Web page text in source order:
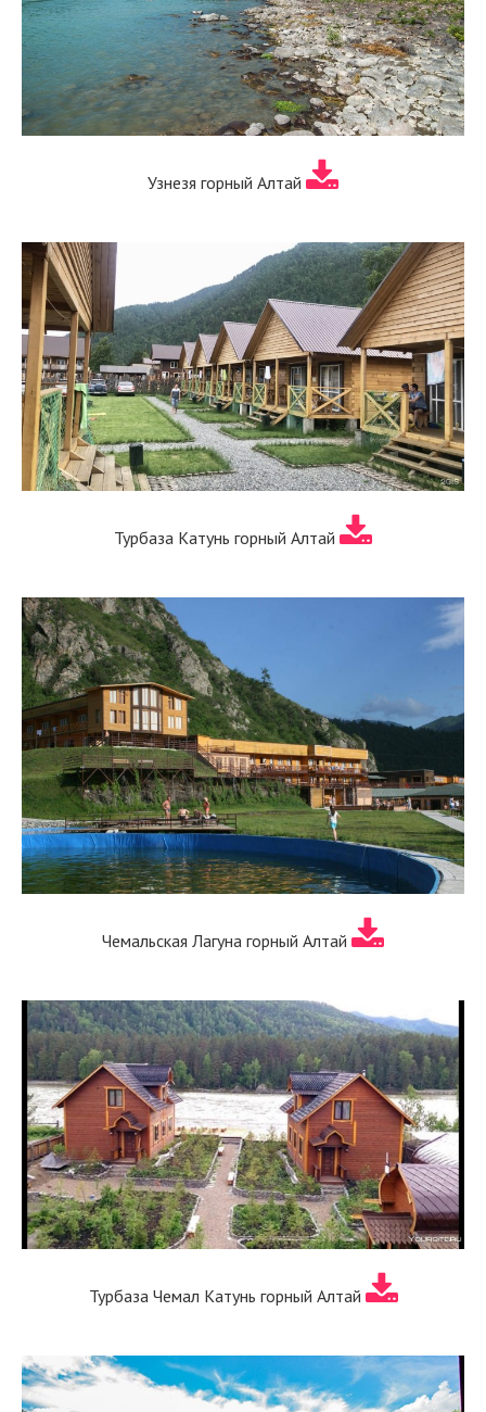
Узнезя горный Алтай
Турбаза Катунь горный Алтай
Чемальская Лагуна горный Алтай
Турбаза Чемал Катунь горный Алтай